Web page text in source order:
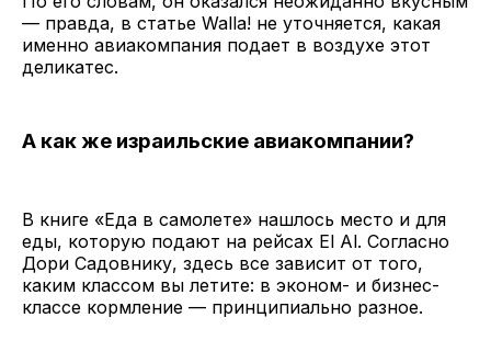
— правда, в статье Walla! не уточняется, какая
именно авиакомпания подает в воздухе этот
деликатес.
А как же израильские авиакомпании?
В книге «Еда в самолете» нашлось место и для
еды, которую подают на рейсах El Al. Согласно
Дори Садовнику, здесь все зависит от того,
каким классом вы летите: в эконом- и бизнес-
классе кормление — принципиально разное.